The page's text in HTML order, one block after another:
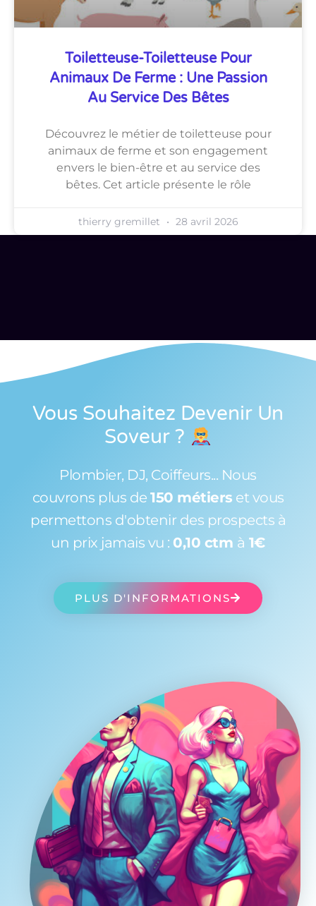
Toiletteuse-Toiletteuse Pour
Animaux De Ferme : Une Passion
Au Service Des Bêtes
Découvrez le métier de toiletteuse pour
animaux de ferme et son engagement
envers le bien-être et au service des
bêtes. Cet article présente le rôle
thierry gremillet 28 avril 2026
Vous Souhaitez Devenir Un
Soveur ?
Plombier, DJ, Coiffeurs... Nous
couvrons plus de 150 métiers et vous
permettons d'obtenir des prospects à
un prix jamais vu : 0,10 ctm à 1€
PLUS D'INFORMATIONS